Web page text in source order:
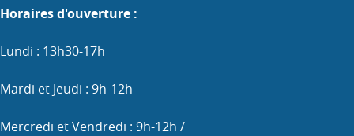
Horaires d'ouverture :
Lundi : 13h30-17h
Mardi et Jeudi : 9h-12h
Mercredi et Vendredi : 9h-12h /